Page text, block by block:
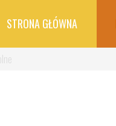
STRONA GŁÓWNA